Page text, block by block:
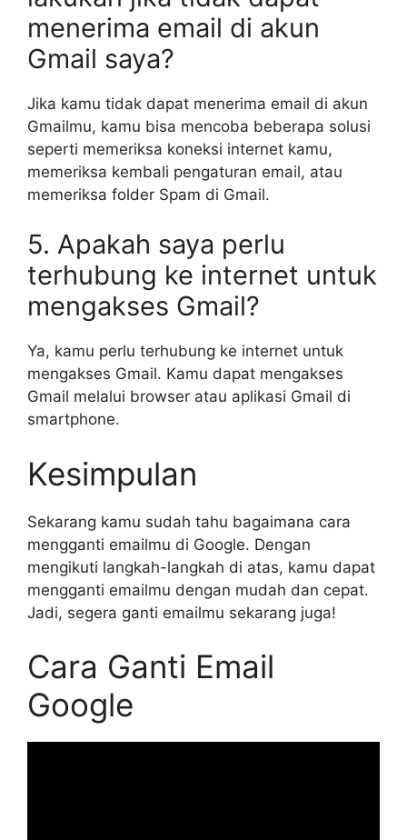
menerima email di akun
Gmail saya?
Jika kamu tidak dapat menerima email di akun
Gmailmu, kamu bisa mencoba beberapa solusi
seperti memeriksa koneksi internet kamu,
memeriksa kembali pengaturan email, atau
memeriksa folder Spam di Gmail.
5. Apakah saya perlu
terhubung ke internet untuk
mengakses Gmail?
Ya, kamu perlu terhubung ke internet untuk
mengakses Gmail. Kamu dapat mengakses
Gmail melalui browser atau aplikasi Gmail di
smartphone.
Kesimpulan
Sekarang kamu sudah tahu bagaimana cara
mengganti emailmu di Google. Dengan
mengikuti langkah-langkah di atas, kamu dapat
mengganti emailmu dengan mudah dan cepat.
Jadi, segera ganti emailmu sekarang juga!
Cara Ganti Email
Google